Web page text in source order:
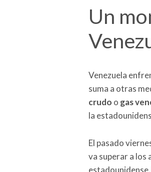
Un
Venezuela
suma a otras
crudo o gas
la
El pasado
va superar a los